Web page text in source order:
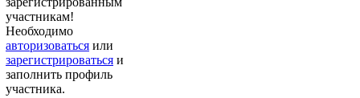
участникам!
Необходимо
авторизоваться или
зарегистрироваться и
заполнить профиль
участника.